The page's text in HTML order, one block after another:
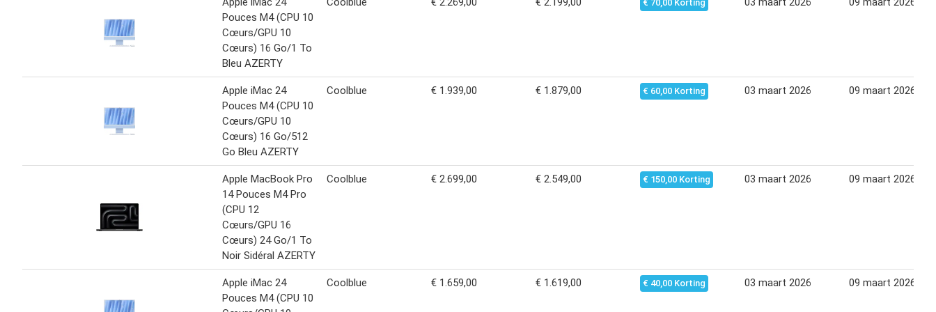
Pouces M4 (CPU 10
Cœurs/GPU 10
Cœurs) 16 Go/1 To
Bleu AZERTY
€ 70,00 Korting
Apple iMac 24
Pouces M4 (CPU 10
Cœurs/GPU 10
Cœurs) 16 Go/512
Go Bleu AZERTY
Coolblue € 1.939,00 € 1.879,00 € 60,00 Korting 03 maart 2026 09 maart 2026
Apple MacBook Pro
14 Pouces M4 Pro
(CPU 12
Cœurs/GPU 16
Cœurs) 24 Go/1 To
Noir Sidéral AZERTY
Coolblue € 2.699,00 € 2.549,00 € 150,00 Korting 03 maart 2026 09 maart 2026
Apple iMac 24
Pouces M4 (CPU 10
Coolblue € 1.659,00 € 1.619,00 € 40,00 Korting 03 maart 2026 09 maart 2026